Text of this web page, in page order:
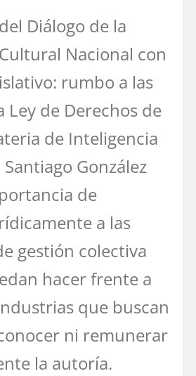
Diálogo de la
Nacional con
rumbo a las
Ley de Derechos de
de Inteligencia
González
de
a las
gestión colectiva
hacer frente a
que buscan
ni remunerar
la autoría.